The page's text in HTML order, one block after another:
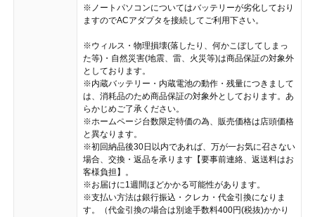
※ノートパソコンについてはバッテリーが劣化しており
ますのでACアダプタを接続してご利用下さい。
※ウィルス・物理損壊(落したり、何かこぼしてしまっ
た等)・自然災害(地震、雷、火災等)は商品保証の対象外
としております。
※内蔵バッテリー・内蔵電池の動作・残量につきまして
は、消耗品のため商品保証の対象外としております。あ
らかじめご了承ください。
※ホームページ台数限定特価の為、販売価格は店頭価格
と異なります。
※初回納品後30日以内であれば、万が一お気に召さない
場合、交換・返品を承ります【要事前連絡、返送料はお
客様負担】。
※お届けに1週間ほどかかる可能性があります。
※支払い方法は銀行振込・クレカ・代金引換になりま
す。（代金引換の場合は別途手数料400円(税抜)かかり